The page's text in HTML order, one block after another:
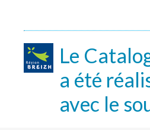
Le
a été
avec le